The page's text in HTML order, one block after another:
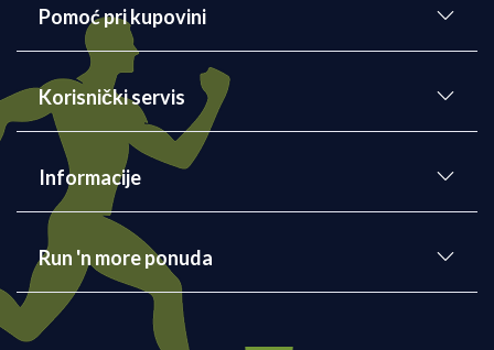
06/08/2026 Detaljnije
Pomoć pri kupovini
Korisnički servis
Informacije
Run 'n more ponuda